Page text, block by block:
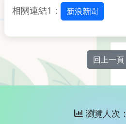
相關連結1： 新浪新聞
回上一頁
瀏覽人次